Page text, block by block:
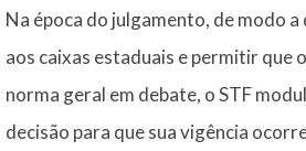
Na época do julgamento, de modo
aos caixas estaduais e permitir que
norma geral em debate, o STF
decisão para que sua vigência